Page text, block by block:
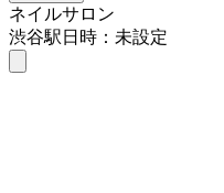
ネイルサロン
渋谷駅日時：未設定